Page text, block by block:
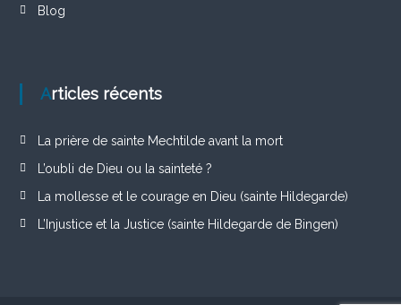
Blog
Articles récents
La prière de sainte Mechtilde avant la mort
L’oubli de Dieu ou la sainteté ?
La mollesse et le courage en Dieu (sainte Hildegarde)
L’Injustice et la Justice (sainte Hildegarde de Bingen)